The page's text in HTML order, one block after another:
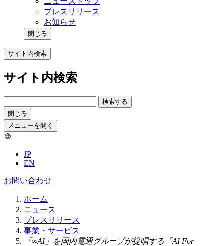
プレスリリース
お知らせ
閉じる
サイト内検索
サイト内検索
検索する
閉じる
メニューを開く
JP
EN
お問い合わせ
ホーム
ニュース
プレスリリース
事業・サービス
「∞AI」を国内電通グループが提唱する「AI For